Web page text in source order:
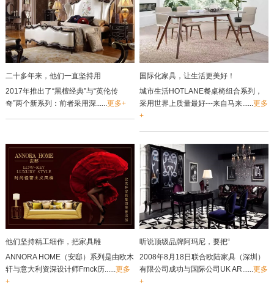
二十多年来，他们一直坚持用
2017年推出了“黑檀经典”与“英伦传
奇”两个新系列：前者采用深...... 更多+
国际化家具，让生活更美好！
城市生活HOTLANE餐桌椅组合系列，
采用世界上质量最好---来自马来......更多
+
他们坚持精工细作，把家具雕
ANNORA HOME（安邸）系列是由欧木
轩与意大利资深设计师Frnck历......更多
+
听说顶级品牌阿玛尼，要把“
2008年8月18日联合欧陆家具（深圳）
有限公司成功与国际公司UK AR......更多
+